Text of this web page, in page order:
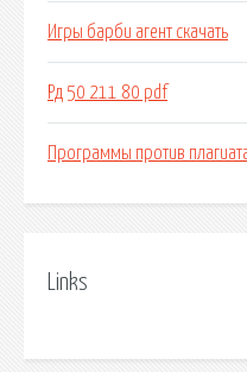
Игры барби агент скачать
Рд 50 211 80 pdf
Программы против
Links